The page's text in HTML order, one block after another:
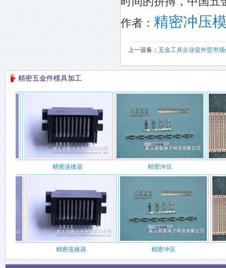
作者： 精密冲压
上一设备： 五金工具企业促外贸市
精密五金件模具加工
精密连接器 精密冲压
精密连接器 精密冲压